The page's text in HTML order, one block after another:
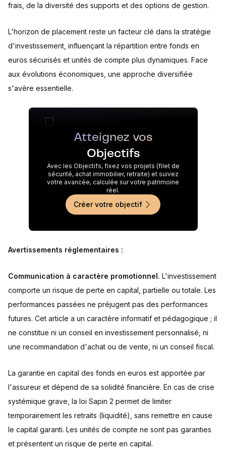
frais, de la diversité des supports et des options de gestion.
L'horizon de placement reste un facteur clé dans la stratégie
d'investissement, influençant la répartition entre fonds en
euros sécurisés et unités de compte plus dynamiques. Face
aux évolutions économiques, une approche diversifiée
s'avère essentielle.
Atteignez vos
Objectifs
Avec les Objectifs, fixez vos projets (filet de
sécurité, achat immobilier, retraite) et suivez
votre avancée, calculée sur votre patrimoine
réel.
Créer votre objectif
Avertissements réglementaires :
Communication à caractère promotionnel. L'investissement
comporte un risque de perte en capital, partielle ou totale. Les
performances passées ne préjugent pas des performances
futures. Cet article a un caractère informatif et pédagogique ; il
ne constitue ni un conseil en investissement personnalisé, ni
une recommandation d'achat ou de vente, ni un conseil fiscal.
La garantie en capital des fonds en euros est apportée par
l'assureur et dépend de sa solidité financière. En cas de crise
systémique grave, la loi Sapin 2 permet de limiter
temporairement les retraits (liquidité), sans remettre en cause
le capital garanti. Les unités de compte ne sont pas garanties
et présentent un risque de perte en capital.